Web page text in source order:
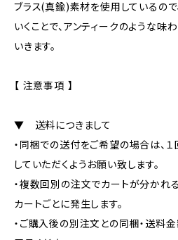
ブラス(真鍮)素材を使用しているの
いくことで、アンティークのような
いきます。
【 注意事項 】
▼ 送料につきまして
・同梱での送付をご希望の場合は、
していただくようお願い致します。
・複数回別の注文でカートが分かれ
カートごとに発生します。
・ご購入後の別注文との同梱・送料